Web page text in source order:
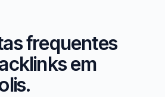
frequentes
em